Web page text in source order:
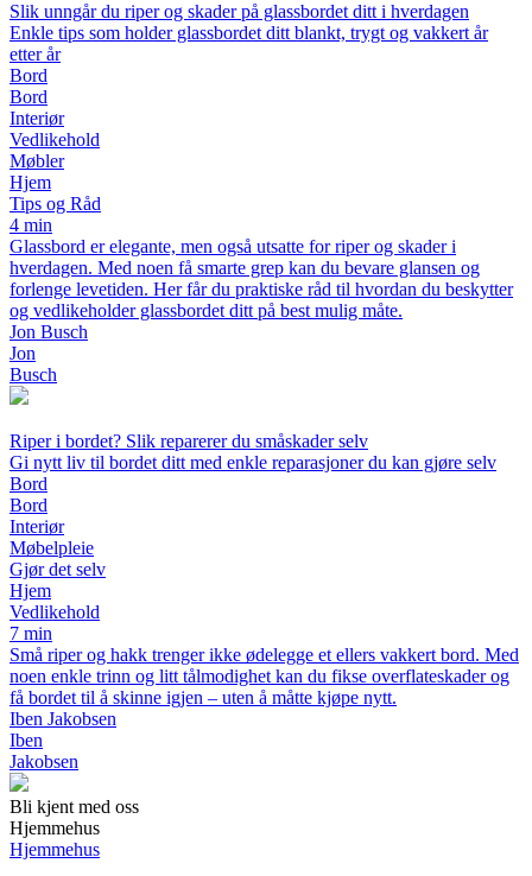
Slik unngår du riper og skader på glassbordet ditt i hverdagen
Enkle tips som holder glassbordet ditt blankt, trygt og vakkert år
etter år
Bord
Bord
Interiør
Vedlikehold
Møbler
Hjem
Tips og Råd
4 min
Glassbord er elegante, men også utsatte for riper og skader i
hverdagen. Med noen få smarte grep kan du bevare glansen og
forlenge levetiden. Her får du praktiske råd til hvordan du beskytter
og vedlikeholder glassbordet ditt på best mulig måte.
Jon Busch
Jon
Busch
Riper i bordet? Slik reparerer du småskader selv
Gi nytt liv til bordet ditt med enkle reparasjoner du kan gjøre selv
Bord
Bord
Interiør
Møbelpleie
Gjør det selv
Hjem
Vedlikehold
7 min
Små riper og hakk trenger ikke ødelegge et ellers vakkert bord. Med
noen enkle trinn og litt tålmodighet kan du fikse overflateskader og
få bordet til å skinne igjen – uten å måtte kjøpe nytt.
Iben Jakobsen
Iben
Jakobsen
Bli kjent med oss
Hjemmehus
Hjemmehus